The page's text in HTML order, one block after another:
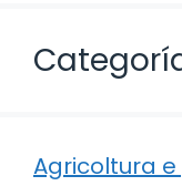
Agricoltura